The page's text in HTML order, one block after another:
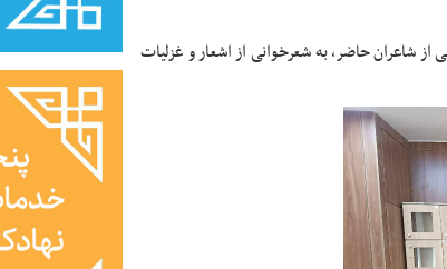
شاعران حاضر، به شعرخوانی از اشعار و غزلیات